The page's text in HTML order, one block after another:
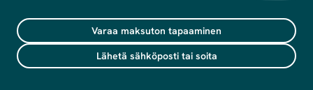
Varaa maksuton tapaaminen
Lähetä sähköposti tai soita